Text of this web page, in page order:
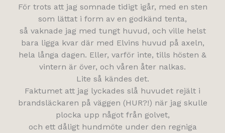
För trots att jag somnade tidigt igår, med en sten
som lättat i form av en godkänd tenta,
så vaknade jag med tungt huvud, och ville helst
bara ligga kvar där med Elvins huvud på axeln,
hela långa dagen. Eller, varför inte, tills hösten &
vintern är över, och våren åter nalkas.
Lite så kändes det.
Faktumet att jag lyckades slå huvudet rejält i
brandsläckaren på väggen (HUR?!) när jag skulle
plocka upp något från golvet,
och ett dåligt hundmöte under den regniga